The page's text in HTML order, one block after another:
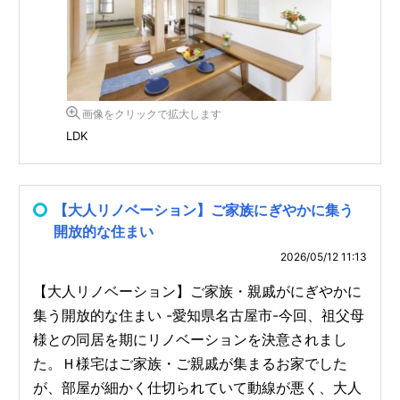
画像をクリックで拡大します
LDK
【大人リノベーション】ご家族にぎやかに集う
開放的な住まい
2026/05/12 11:13
【大人リノベーション】ご家族・親戚がにぎやかに
集う開放的な住まい -愛知県名古屋市-今回、祖父母
様との同居を期にリノベーションを決意されまし
た。Ｈ様宅はご家族・ご親戚が集まるお家でした
が、部屋が細かく仕切られていて動線が悪く、大人